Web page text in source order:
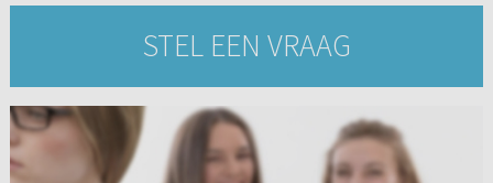
STEL EEN VRAAG